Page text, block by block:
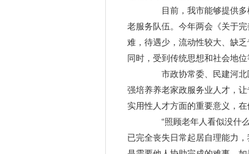
目前，我市能够提供多
老服务队伍。今年两会《关于完
难，待遇少，流动性较大、缺
同时，受到传统思想和社会地位
市政协常委、民建河北
强培养养老家政服务业人才，
实用性人才方面的重要意义，
“照顾老年人看似没什么
已完全丧失日常起居自理能力